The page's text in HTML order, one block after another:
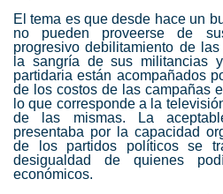
El tema es que desde hace un
no pueden proveerse de
progresivo debilitamiento de
la sangría de sus militancias
partidaria están acompañados
de los costos de las campañas
lo que corresponde a la
de las mismas. La
presentaba por la capacidad
de los partidos políticos se
desigualdad de quienes
económicos.